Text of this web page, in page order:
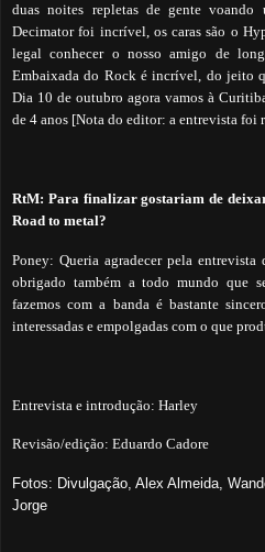
duas noites repletas de gente voando
Decimator foi incrível, os caras são o
legal conhecer o nosso amigo de
Embaixada do Rock é incrível, do jeito
Dia 10 de outubro agora vamos à
de 4 anos [Nota do editor: a entrevista foi
RtM: Para finalizar gostariam de
Road to metal?
Poney: Queria agradecer pela
obrigado também a todo mundo que
fazemos com a banda é bastante
interessadas e empolgadas com o que
Entrevista e introdução: Harley
Revisão/edição: Eduardo Cadore
Fotos: Divulgação, Alex Almeida,
Jorge